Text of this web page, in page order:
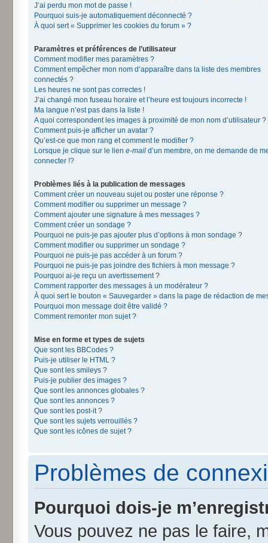
J’ai perdu mon mot de passe !
Pourquoi suis-je automatiquement déconnecté ?
À quoi sert « Supprimer les cookies du forum » ?
Paramètres et préférences de l’utilisateur
Comment modifier mes paramètres ?
Comment empêcher mon nom d’apparaître dans la liste des membres
connectés ?
Les heures ne sont pas correctes !
J’ai changé mon fuseau horaire et l’heure est toujours incorrecte !
Ma langue n’est pas dans la liste !
A quoi correspondent les images à proximité de mon nom d’utilisateur ?
Comment puis-je afficher un avatar ?
Qu’est-ce que mon rang et comment le modifier ?
Lorsque je clique sur le lien e-mail d’un membre, on me demande de
connecter !?
Problèmes liés à la publication de messages
Comment créer un nouveau sujet ou poster une réponse ?
Comment modifier ou supprimer un message ?
Comment ajouter une signature à mes messages ?
Comment créer un sondage ?
Pourquoi ne puis-je pas ajouter plus d’options à mon sondage ?
Comment modifier ou supprimer un sondage ?
Pourquoi ne puis-je pas accéder à un forum ?
Pourquoi ne puis-je pas joindre des fichiers à mon message ?
Pourquoi ai-je reçu un avertissement ?
Comment rapporter des messages à un modérateur ?
À quoi sert le bouton « Sauvegarder » dans la page de rédaction de
Pourquoi mon message doit être validé ?
Comment remonter mon sujet ?
Mise en forme et types de sujets
Que sont les BBCodes ?
Puis-je utiliser le HTML ?
Que sont les smileys ?
Puis-je publier des images ?
Que sont les annonces globales ?
Que sont les annonces ?
Que sont les post-it ?
Que sont les sujets verrouillés ?
Que sont les icônes de sujet ?
Problèmes de
Pourquoi dois-je
Vous pouvez ne pas le faire,